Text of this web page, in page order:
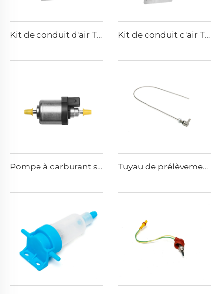
Kit de conduit d'air T5/6 - Standard Kit de conduit d'air T5/6 - Premium
Pompe à carburant silencieuse Tuyau de prélèvement de carburant - Pour voiture et fourgon